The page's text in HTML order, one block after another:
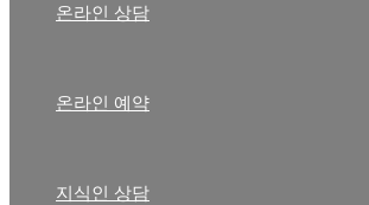
온라인 상담
온라인 예약
지식인 상담